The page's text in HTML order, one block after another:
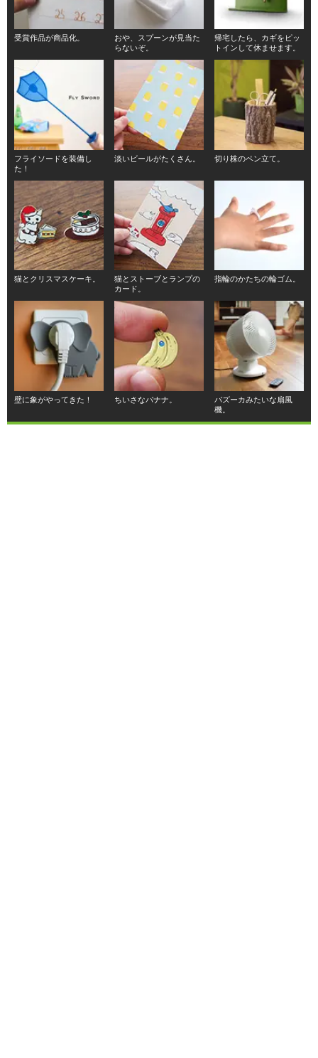
受賞作品が商品化。
おや、スプーンが見当た
らないぞ。
帰宅したら、カギをピッ
トインして休ませます。
フライソードを装備し
た！
淡いビールがたくさん。 切り株のペン立て。
猫とクリスマスケーキ。
猫とストーブとランプの
カード。
指輪のかたちの輪ゴム。
壁に象がやってきた！ ちいさなバナナ。
バズーカみたいな扇風
機。